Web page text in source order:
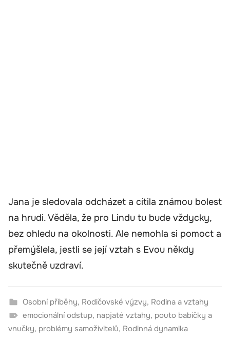
Jana je sledovala odcházet a cítila známou bolest
na hrudi. Věděla, že pro Lindu tu bude vždycky,
bez ohledu na okolnosti. Ale nemohla si pomoct a
přemýšlela, jestli se její vztah s Evou někdy
skutečně uzdraví.
Osobní příběhy, Rodičovské výzvy, Rodina a vztahy
emocionální odstup, napjaté vztahy, pouto babičky a
vnučky, problémy samoživitelů, Rodinná dynamika